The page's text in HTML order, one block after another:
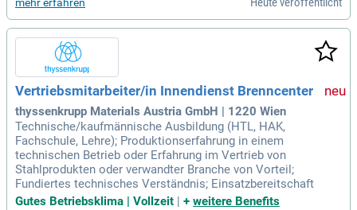
Vertriebsmitarbeiter/in Innendienst Brenncenter
thyssenkrupp Materials Austria GmbH | 1220 Wien
Technische/kaufmännische Ausbildung (HTL, HAK,
Fachschule, Lehre); Produktionserfahrung in einem
technischen Betrieb oder Erfahrung im Vertrieb von
Stahlprodukten oder verwandter Branche von Vorteil;
Fundiertes technisches Verständnis; Einsatzbereitschaft
Gutes Betriebsklima | Vollzeit | + weitere Benefits